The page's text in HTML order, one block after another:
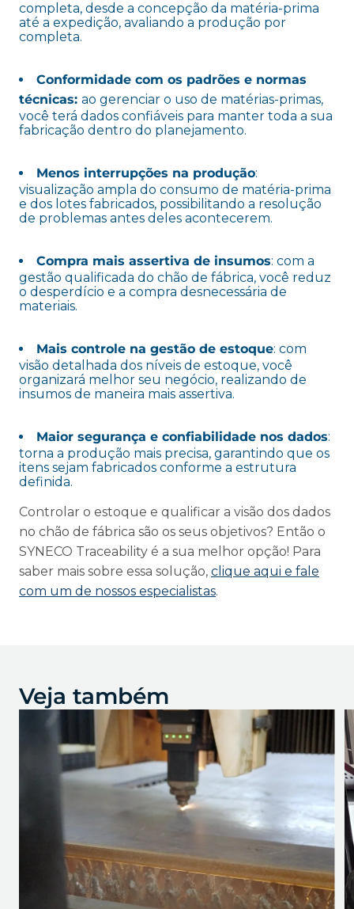
completa, desde a concepção da matéria-prima
até a expedição, avaliando a produção por
completa.
Conformidade com os padrões e normas
técnicas: ao gerenciar o uso de matérias-primas,
você terá dados confiáveis para manter toda a sua
fabricação dentro do planejamento.
Menos interrupções na produção:
visualização ampla do consumo de matéria-prima
e dos lotes fabricados, possibilitando a resolução
de problemas antes deles acontecerem.
Compra mais assertiva de insumos: com a
gestão qualificada do chão de fábrica, você reduz
o desperdício e a compra desnecessária de
materiais.
Mais controle na gestão de estoque: com
visão detalhada dos níveis de estoque, você
organizará melhor seu negócio, realizando de
insumos de maneira mais assertiva.
Maior segurança e confiabilidade nos dados:
torna a produção mais precisa, garantindo que os
itens sejam fabricados conforme a estrutura
definida.
Controlar o estoque e qualificar a visão dos dados
no chão de fábrica são os seus objetivos? Então o
SYNECO Traceability é a sua melhor opção! Para
saber mais sobre essa solução, clique aqui e fale
com um de nossos especialistas.
Veja também